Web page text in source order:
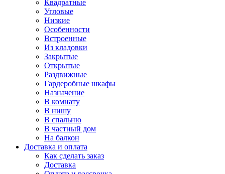
Квадратные
Угловые
Низкие
Особенности
Встроенные
Из кладовки
Закрытые
Открытые
Раздвижные
Гардеробные шкафы
Назначение
В комнату
В нишу
В спальню
В частный дом
На балкон
Доставка и оплата
Как сделать заказ
Доставка